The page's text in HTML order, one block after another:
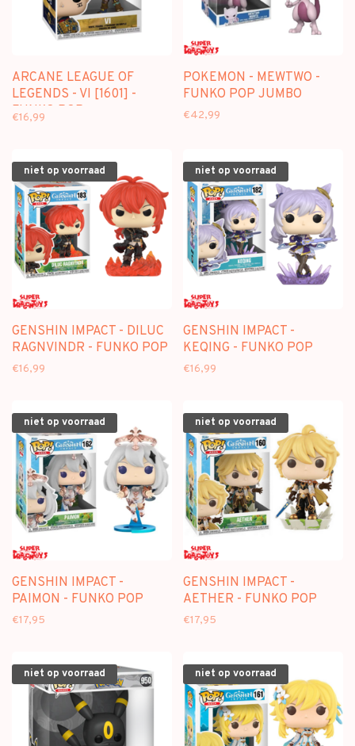
ARCANE LEAGUE OF
LEGENDS - VI [1601] -
FUNKO POP
€16,99
POKEMON - MEWTWO -
FUNKO POP JUMBO
€42,99
niet op voorraad
GENSHIN IMPACT - DILUC
RAGNVINDR - FUNKO POP
€16,99
niet op voorraad
GENSHIN IMPACT -
KEQING - FUNKO POP
€16,99
niet op voorraad
GENSHIN IMPACT -
PAIMON - FUNKO POP
€17,95
niet op voorraad
GENSHIN IMPACT -
AETHER - FUNKO POP
€17,95
niet op voorraad niet op voorraad